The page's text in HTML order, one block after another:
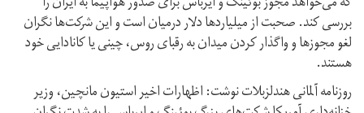
بررسی کند. صحبت از میلیاردها دلار درمیان است و این شرکت‌ها نگران
لغو مجوزها و واگذار کردن میدان به رقبای روس، چینی یا کانادایی خود
هستند.
روزنامه آلمانی هندلزبلات نوشت: اظهارات اخیر استیون مانچین، وزیر